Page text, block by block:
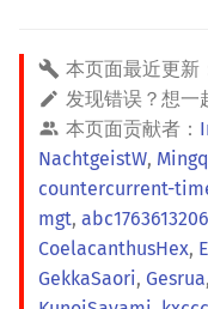
回文树
序列自动机
最小表示法
Lyndon 分解
Main–Lorentz 算法
概率论
博弈论
数值算法
序理论
杨氏矩阵
可持久化数据结构
树套树
K-D Tree
动态树
析合树
欧拉图
哈密顿图
二分图
平面图
弦图
Kahan 求和
珂朵莉树/颜色段均摊
空间优化简介
本页面最近更新
发现错误？想一
本页面贡献者：
NachtgeistW,
countercurrent-
mgt, abc1763613206
CoelacanthusHex,
GekkaSaori, Gesrua,